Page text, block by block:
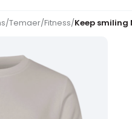
/Temaer/Fitness/Keep smiling